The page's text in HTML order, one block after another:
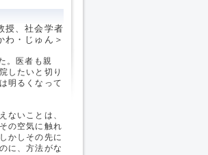
授、社会学者
わ・じゅん＞
。医者も親
したいと切り
明るくなって
ないことは、
の空気に触れ
かしその先に
に、方法がな